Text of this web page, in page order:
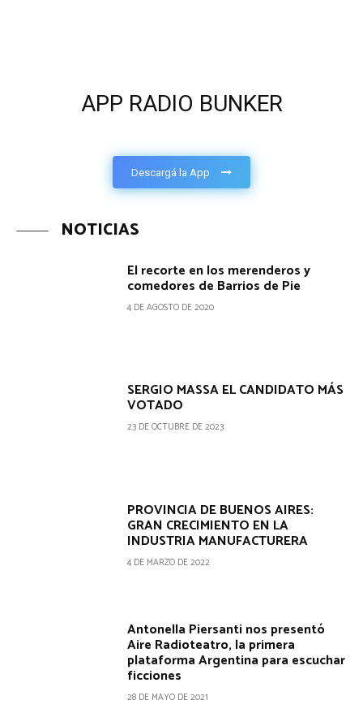
APP RADIO BUNKER
Descargá la App
NOTICIAS
El recorte en los merenderos y
comedores de Barrios de Pie
4 DE AGOSTO DE 2020
SERGIO MASSA EL CANDIDATO MÁS
VOTADO
23 DE OCTUBRE DE 2023
PROVINCIA DE BUENOS AIRES:
GRAN CRECIMIENTO EN LA
INDUSTRIA MANUFACTURERA
4 DE MARZO DE 2022
Antonella Piersanti nos presentó
Aire Radioteatro, la primera
plataforma Argentina para escuchar
ficciones
28 DE MAYO DE 2021